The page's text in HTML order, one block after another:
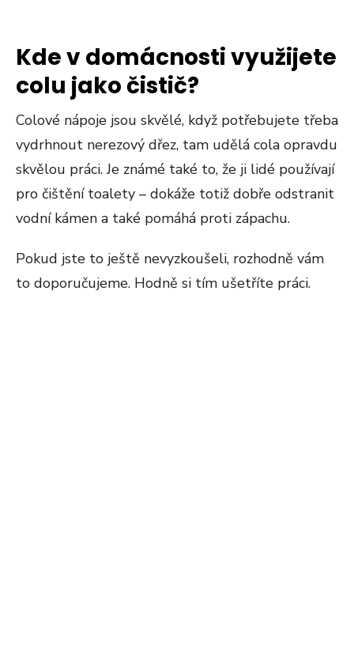
Kde v domácnosti využijete
colu jako čistič?
Colové nápoje jsou skvělé, když potřebujete třeba
vydrhnout nerezový dřez, tam udělá cola opravdu
skvělou práci. Je známé také to, že ji lidé používají
pro čištění toalety – dokáže totiž dobře odstranit
vodní kámen a také pomáhá proti zápachu.
Pokud jste to ještě nevyzkoušeli, rozhodně vám
to doporučujeme. Hodně si tím ušetříte práci.